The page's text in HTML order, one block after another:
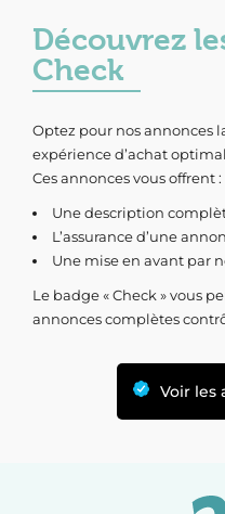
Découvrez
Check
Optez pour nos annonces
expérience d’achat
Ces annonces vous offrent :
Une description
L’assurance d’une
Une mise en avant par
Le badge « Check » vous
annonces complètes
Voir les